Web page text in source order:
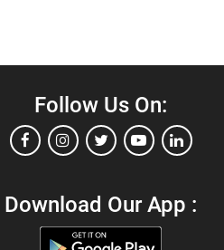
Follow Us On:
Download Our App :